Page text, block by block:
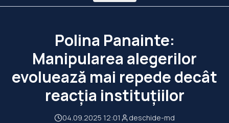
Polina Panainte:
Manipularea alegerilor
evoluează mai repede decât
reacția instituțiilor
04.09.2025 12:01 deschide-md